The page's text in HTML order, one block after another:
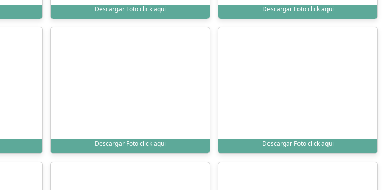
Descargar Foto click aqui Descargar Foto click aqui
Descargar Foto click aqui Descargar Foto click aqui